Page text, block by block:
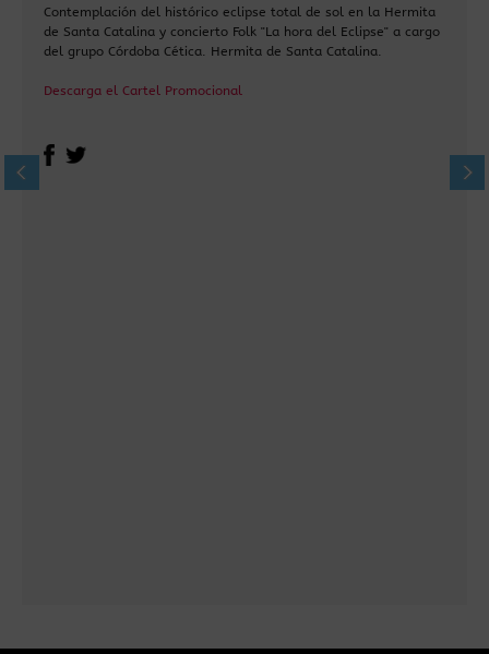
Contemplación del histórico eclipse total de sol en la Hermita
de Santa Catalina y concierto Folk "La hora del Eclipse" a cargo
del grupo Córdoba Cética. Hermita de Santa Catalina.
Descarga el Cartel Promocional